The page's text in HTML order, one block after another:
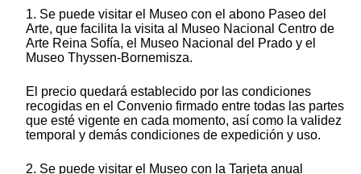
1. Se puede visitar el Museo con el abono Paseo del
Arte, que facilita la visita al Museo Nacional Centro de
Arte Reina Sofía, el Museo Nacional del Prado y el
Museo Thyssen-Bornemisza.
El precio quedará establecido por las condiciones
recogidas en el Convenio firmado entre todas las partes
que esté vigente en cada momento, así como la validez
temporal y demás condiciones de expedición y uso.
2. Se puede visitar el Museo con la Tarjeta anual